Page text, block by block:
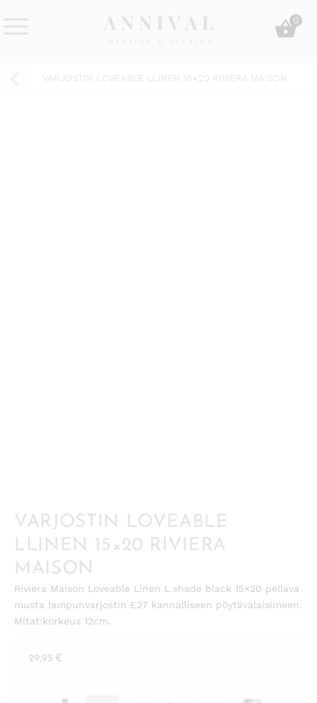
&
0
VARJOSTIN LOVEABLE LLINEN 15×20 RIVIERA MAISON
VARJOSTIN LOVEABLE
LLINEN 15×20 RIVIERA
MAISON
Riviera Maison Loveable Linen L.shade black 15×20 pellava
musta lampunvarjostin E27 kannalliseen pöytävalaisimeen.
Mitat:korkeus 12cm.
29,95 €